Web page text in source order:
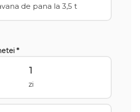
de pana la 3,5 t
*
1
zi